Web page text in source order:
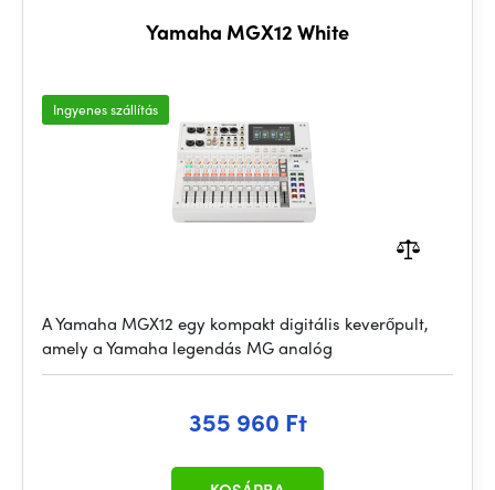
Yamaha MGX12 White
Ingyenes szállítás
A Yamaha MGX12 egy kompakt digitális keverőpult,
amely a Yamaha legendás MG analóg
355 960 Ft